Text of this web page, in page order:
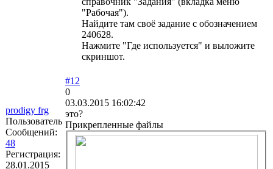
"Рабочая").
Найдите там своё задание с обозначением
240628.
Нажмите "Где используется" и выложите
скриншот.
prodigy frg
Пользователь
Сообщений:
48
Регистрация:
28.01.2015
#12
0
03.03.2015 16:02:42
это?
Прикрепленные файлы